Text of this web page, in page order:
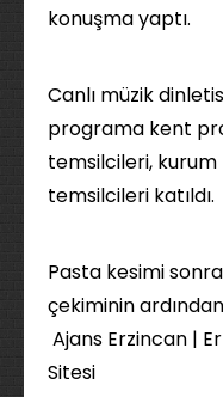
konuşma yaptı.
Canlı müzik
programa kent
temsilcileri,
temsilcileri katıldı.
Pasta kesimi
çekiminin
Ajans Erzincan |
Sitesi